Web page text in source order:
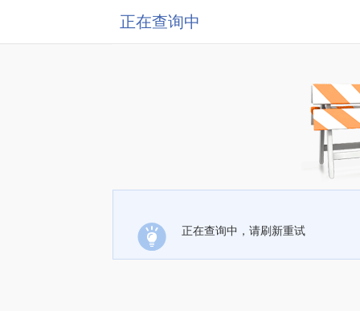
正在查询中
正在查询中，请刷新重试